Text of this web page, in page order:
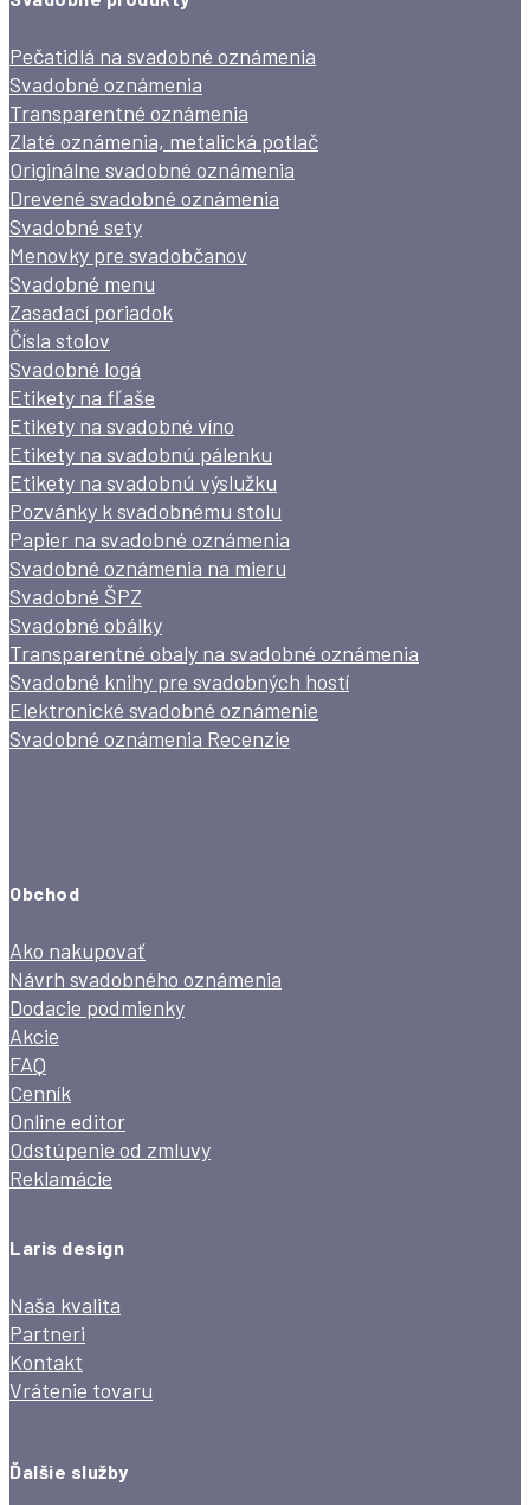
Pečatidlá na svadobné oznámenia
Svadobné oznámenia
Transparentné oznámenia
Zlaté oznámenia, metalická potlač
Originálne svadobné oznámenia
Drevené svadobné oznámenia
Svadobné sety
Menovky pre svadobčanov
Svadobné menu
Zasadací poriadok
Čísla stolov
Svadobné logá
Etikety na fľaše
Etikety na svadobné víno
Etikety na svadobnú pálenku
Etikety na svadobnú výslužku
Pozvánky k svadobnému stolu
Papier na svadobné oznámenia
Svadobné oznámenia na mieru
Svadobné ŠPZ
Svadobné obálky
Transparentné obaly na svadobné oznámenia
Svadobné knihy pre svadobných hostí
Elektronické svadobné oznámenie
Svadobné oznámenia Recenzie
Obchod
Ako nakupovať
Návrh svadobného oznámenia
Dodacie podmienky
Akcie
FAQ
Cenník
Online editor
Odstúpenie od zmluvy
Reklamácie
Laris design
Naša kvalita
Partneri
Kontakt
Vrátenie tovaru
Ďalšie služby